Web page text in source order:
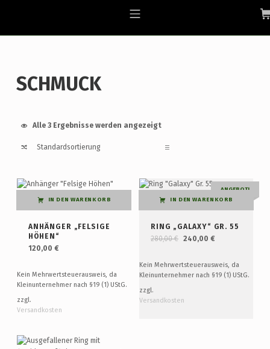
MOBILE MENU
SCHMUCK
Alle 3 Ergebnisse werden angezeigt
IN DEN WARENKORB
ANHÄNGER „FELSIGE
HÖHEN“
120,00€
Kein Mehrwertsteuerausweis, da
Kleinunternehmer nach §19 (1) UStG.
zzgl.
Versandkosten
IN DEN WARENKORB
RING „GALAXY“ GR. 55
ANGEBOT!
280,00€ Ursprünglicher Preis war: 280,00 €
240,00 €Aktueller Preis ist: 240,00 €.
Kein Mehrwertsteuerausweis, da
Kleinunternehmer nach §19 (1) UStG.
zzgl.
Versandkosten